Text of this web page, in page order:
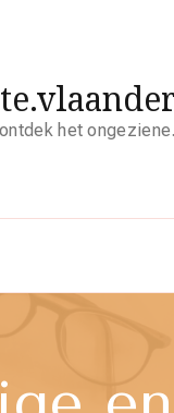
het ongeziene.